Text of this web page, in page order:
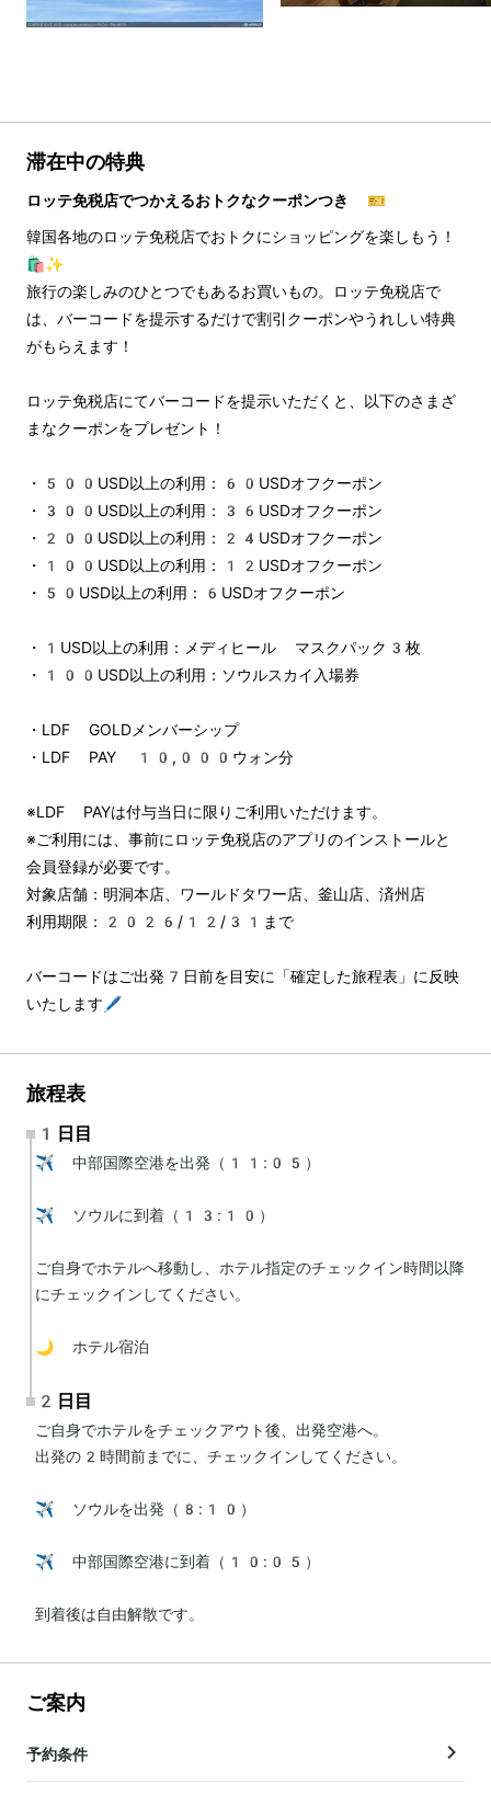
滞在中の特典
ロッテ免税店でつかえるおトクなクーポンつき 🎫
韓国各地のロッテ免税店でおトクにショッピングを楽しもう！
🛍️✨
旅行の楽しみのひとつでもあるお買いもの。ロッテ免税店で
は、バーコードを提示するだけで割引クーポンやうれしい特典
がもらえます！
ロッテ免税店にてバーコードを提示いただくと、以下のさまざ
まなクーポンをプレゼント！
・500USD以上の利用：60USDオフクーポン
・300USD以上の利用：36USDオフクーポン
・200USD以上の利用：24USDオフクーポン
・100USD以上の利用：12USDオフクーポン
・50USD以上の利用：6USDオフクーポン
・1USD以上の利用：メディヒール マスクパック3枚
・100USD以上の利用：ソウルスカイ入場券
・LDF GOLDメンバーシップ
・LDF PAY 10,000ウォン分
※LDF PAYは付与当日に限りご利用いただけます。
※ご利用には、事前にロッテ免税店のアプリのインストールと
会員登録が必要です。
対象店舗：明洞本店、ワールドタワー店、釜山店、済州店
利用期限：2026/12/31まで
バーコードはご出発7日前を目安に「確定した旅程表」に反映
いたします🖊️
旅程表
1日目
✈️ 中部国際空港を出発（11:05）
✈️ ソウルに到着（13:10）
ご自身でホテルへ移動し、ホテル指定のチェックイン時間以降
にチェックインしてください。
🌙 ホテル宿泊
2日目
ご自身でホテルをチェックアウト後、出発空港へ。
出発の2時間前までに、チェックインしてください。
✈️ ソウルを出発（8:10）
✈️ 中部国際空港に到着（10:05）
到着後は自由解散です。
ご案内
予約条件